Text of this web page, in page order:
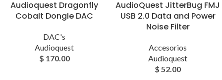
Audioquest Dragonfly
Cobalt Dongle DAC
DAC's
Audioquest
$ 170.00
AudioQuest JitterBug FMJ
USB 2.0 Data and Power
Noise Filter
Accesorios
Audioquest
$ 52.00